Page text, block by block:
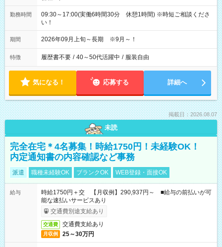
勤務時間
09:30～17:00(実働6時間30分 休憩1時間) ※時短ご相談くださ
い！
期間 2026年09月上旬～長期 ※9月～！
特徴 履歴書不要 / 40～50代活躍中 / 服装自由
気になる！ 応募する 詳細へ
掲載日：2026.08.07
未読
完全在宅＊4名募集！時給1750円！未経験OK！
内定通知書の内容確認など事務
派遣 職種未経験OK ブランクOK WEB登録・面接OK
給与
時給1750円＋交 【月収例】290,937円～ ■給与の前払いが可
能な速払いサービスあり
交通費別途支給あり
交通費 交通費支給あり
月収例 25～30万円